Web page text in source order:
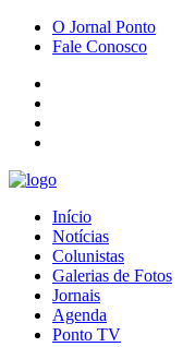
O Jornal Ponto
Fale Conosco
Início
Notícias
Colunistas
Galerias de Fotos
Jornais
Agenda
Ponto TV